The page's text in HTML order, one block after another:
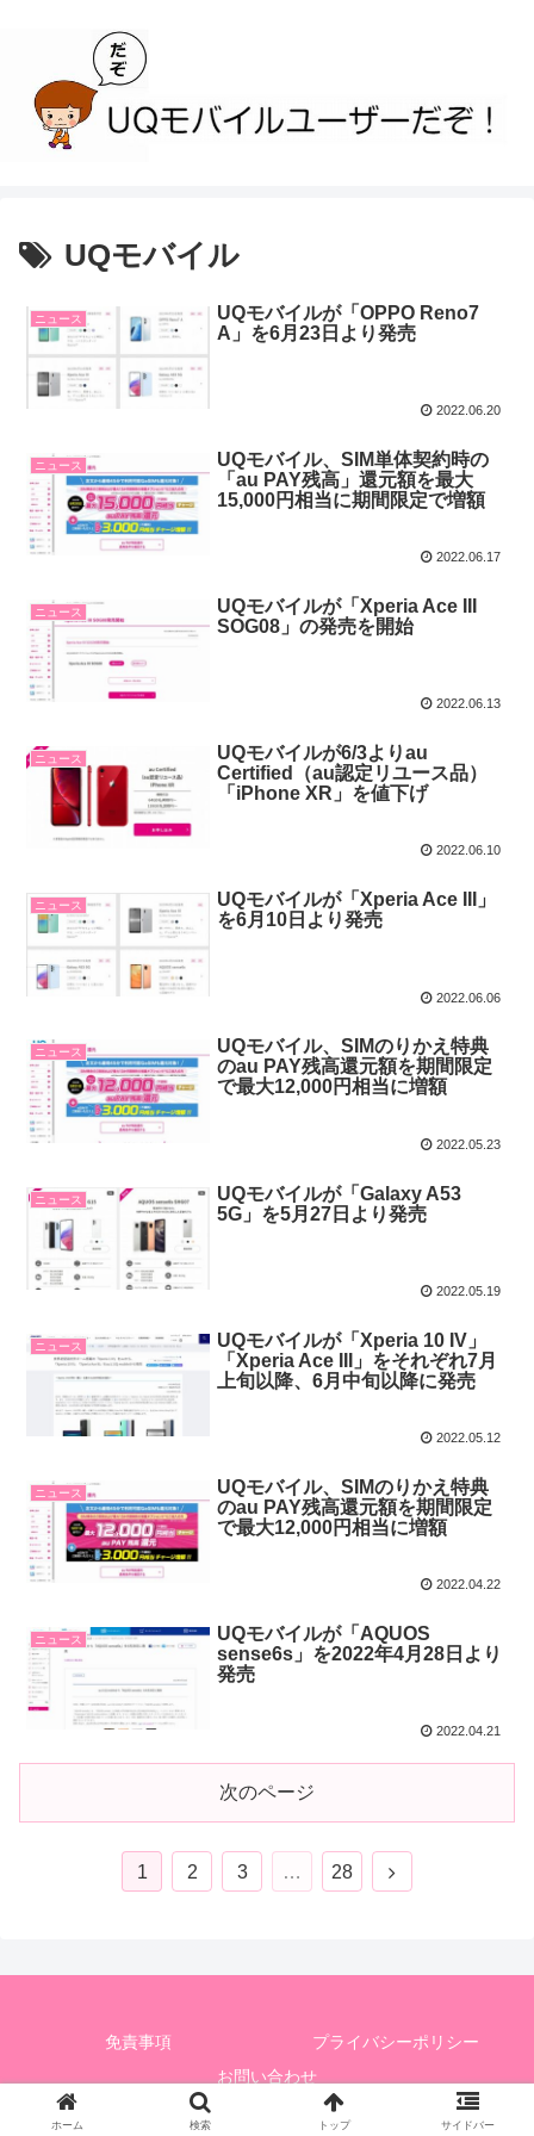
UQモバイル
ニュース
UQモバイルが「OPPO Reno7
A」を6月23日より発売
2022.06.20
ニュース
UQモバイル、SIM単体契約時の
「au PAY残高」還元額を最大
15,000円相当に期間限定で増額
2022.06.17
ニュース
UQモバイルが「Xperia Ace III
SOG08」の発売を開始
2022.06.13
ニュース
UQモバイルが6/3よりau
Certified（au認定リユース品）
「iPhone XR」を値下げ
2022.06.10
ニュース
UQモバイルが「Xperia Ace III」
を6月10日より発売
2022.06.06
ニュース
UQモバイル、SIMのりかえ特典
のau PAY残高還元額を期間限定
で最大12,000円相当に増額
2022.05.23
ニュース
UQモバイルが「Galaxy A53
5G」を5月27日より発売
2022.05.19
ニュース
UQモバイルが「Xperia 10 IV」
「Xperia Ace III」をそれぞれ7月
上旬以降、6月中旬以降に発売
2022.05.12
ニュース
UQモバイル、SIMのりかえ特典
のau PAY残高還元額を期間限定
で最大12,000円相当に増額
2022.04.22
ニュース
UQモバイルが「AQUOS
sense6s」を2022年4月28日より
発売
2022.04.21
次のページ
1 2 3 … 28
免責事項
プライバシーポリシー
お問い合わせ
© 2020 UQモバイルユーザーだぞ！.
ホーム 検索 トップ サイドバー